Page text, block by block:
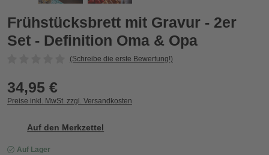
Frühstücksbrett mit Gravur - 2er
Set - Definition Oma & Opa
(Schreibe die erste Bewertung!)
34,95 €
Preise inkl. MwSt. zzgl. Versandkosten
Auf den Merkzettel
Auf Lager